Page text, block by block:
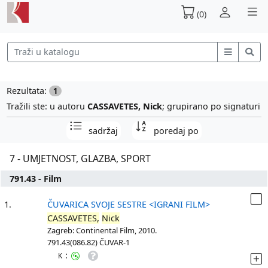
(0)
Rezultata: 1
Tražili ste: u autoru CASSAVETES, Nick; grupirano po signaturi
sadržaj poredaj po
7 - UMJETNOST, GLAZBA, SPORT
791.43 - Film
1.
ČUVARICA SVOJE SESTRE <IGRANI FILM>
CASSAVETES, Nick
Zagreb: Continental Film, 2010.
791.43(086.82) ČUVAR-1
K :